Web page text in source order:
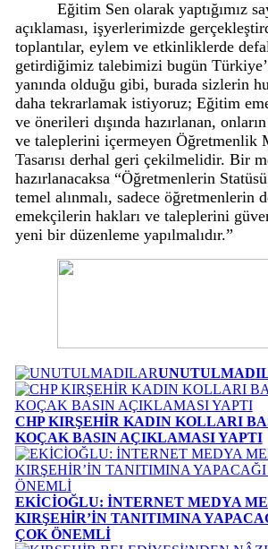
Eğitim Sen olarak yaptığımız
açıklaması, işyerlerimizde
toplantılar, eylem ve etkinliklerde
getirdiğimiz talebimizi bugün
yanında olduğu gibi, burada sizlerin
daha tekrarlamak istiyoruz; Eğitim
ve önerileri dışında hazırlanan,
ve taleplerini içermeyen Öğretmenlik
Tasarısı derhal geri çekilmelidir. Bir
hazırlanacaksa “Öğretmenlerin
temel alınmalı, sadece öğretmenlerin
emekçilerin hakları ve taleplerini
yeni bir düzenleme yapılmalıdır.”
CHP KIRŞEHİR KADIN KOLLARI
KOÇAK BASIN AÇIKLAMASI YAPTI
EKİCİOĞLU: İNTERNET MEDYA
KIRŞEHİR’İN TANITIMINA
ÇOK ÖNEMLİ